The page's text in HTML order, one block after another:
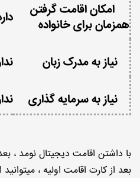
امکان اقامت گرفتن
همزمان برای خانواده
نیاز به مدرک زبان
نیاز به سرمایه گذاری
با داشتن اقامت دیجیتال نومد ،